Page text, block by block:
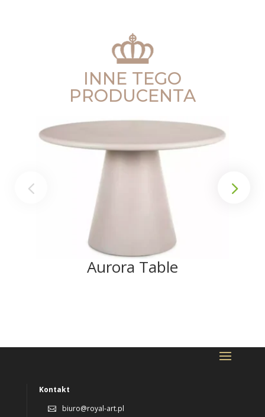
INNE TEGO
PRODUCENTA
Aurora Table
Kontakt
 biuro@royal-art.pl